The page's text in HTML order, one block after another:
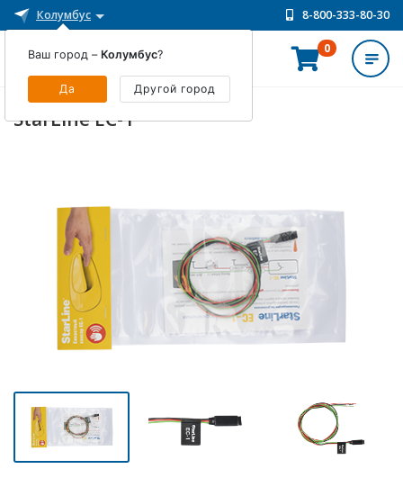
Колумбус 8-800-333-80-30
ИНТЕРНЕТ-МАГАЗИН
0
StarLine EC-1
Ваш город – Колумбус?
Да Другой город